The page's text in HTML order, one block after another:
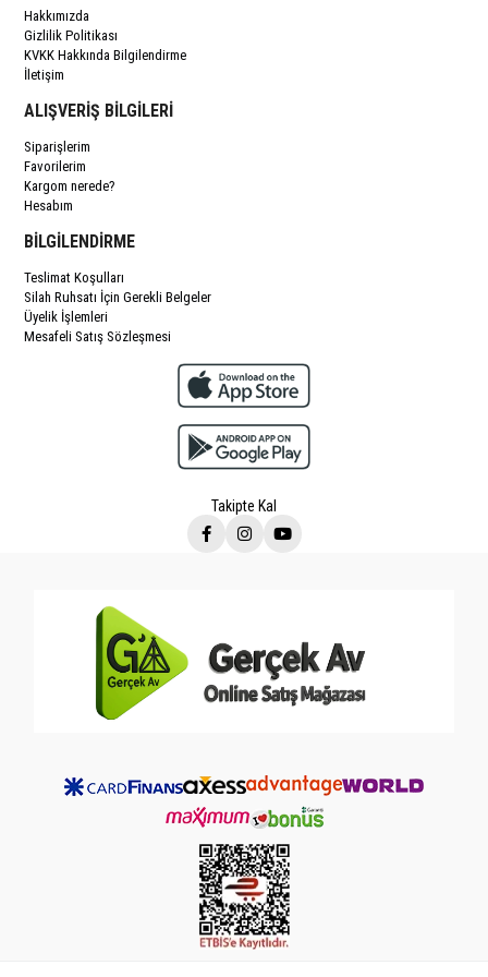
Hakkımızda
Gizlilik Politikası
KVKK Hakkında Bilgilendirme
İletişim
ALIŞVERİŞ BİLGİLERİ
Siparişlerim
Favorilerim
Kargom nerede?
Hesabım
BİLGİLENDİRME
Teslimat Koşulları
Silah Ruhsatı İçin Gerekli Belgeler
Üyelik İşlemleri
Mesafeli Satış Sözleşmesi
Takipte Kal